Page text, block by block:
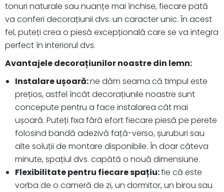
tonuri naturale sau nuanțe mai închise, fiecare pată
va conferi decorațiunii dvs. un caracter unic. În acest
fel, puteți crea o piesă excepțională care se va integra
perfect în interiorul dvs.
Avantajele decorațiunilor noastre din lemn:
Instalare ușoară:ne dăm seama că timpul este
prețios, astfel încât decorațiunile noastre sunt
concepute pentru a face instalarea cât mai
ușoară. Puteți fixa fără efort fiecare piesă pe perete
folosind bandă adezivă față-verso, șuruburi sau
alte soluții de montare disponibile. În doar câteva
minute, spațiul dvs. capătă o nouă dimensiune.
Flexibilitate pentru fiecare spațiu:fie că este
vorba de o cameră de zi, un dormitor, un birou sau